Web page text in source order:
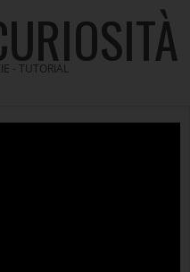
- TUTORIAL